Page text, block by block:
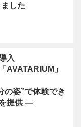
した
入
AVATARIUM」
姿”で体験でき
提供 ―